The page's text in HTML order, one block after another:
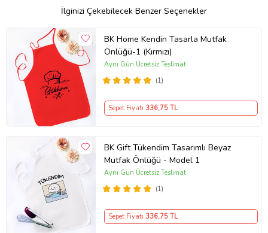
İlginizi Çekebilecek Benzer Seçenekler
BK Home Kendin Tasarla Mutfak
Önlüğü-1 (Kırmızı)
(1)
Aynı Gün Ücretsiz Teslimat
Sepet Fiyatı 336,75 TL
BK Gift Tükendim Tasarımlı Beyaz
Mutfak Önlüğü - Model 1
(1)
Aynı Gün Ücretsiz Teslimat
Sepet Fiyatı 336,75 TL